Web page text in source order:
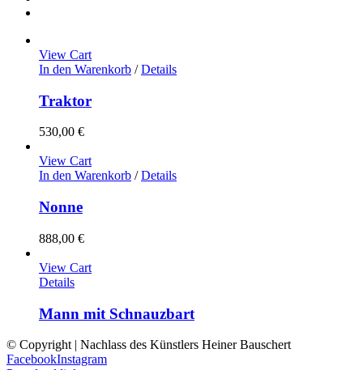
View Cart
In den Warenkorb / Details
Traktor
530,00 €
View Cart
In den Warenkorb / Details
Nonne
888,00 €
View Cart
Details
Mann mit Schnauzbart
© Copyright | Nachlass des Künstlers Heiner Bauschert
FacebookInstagram